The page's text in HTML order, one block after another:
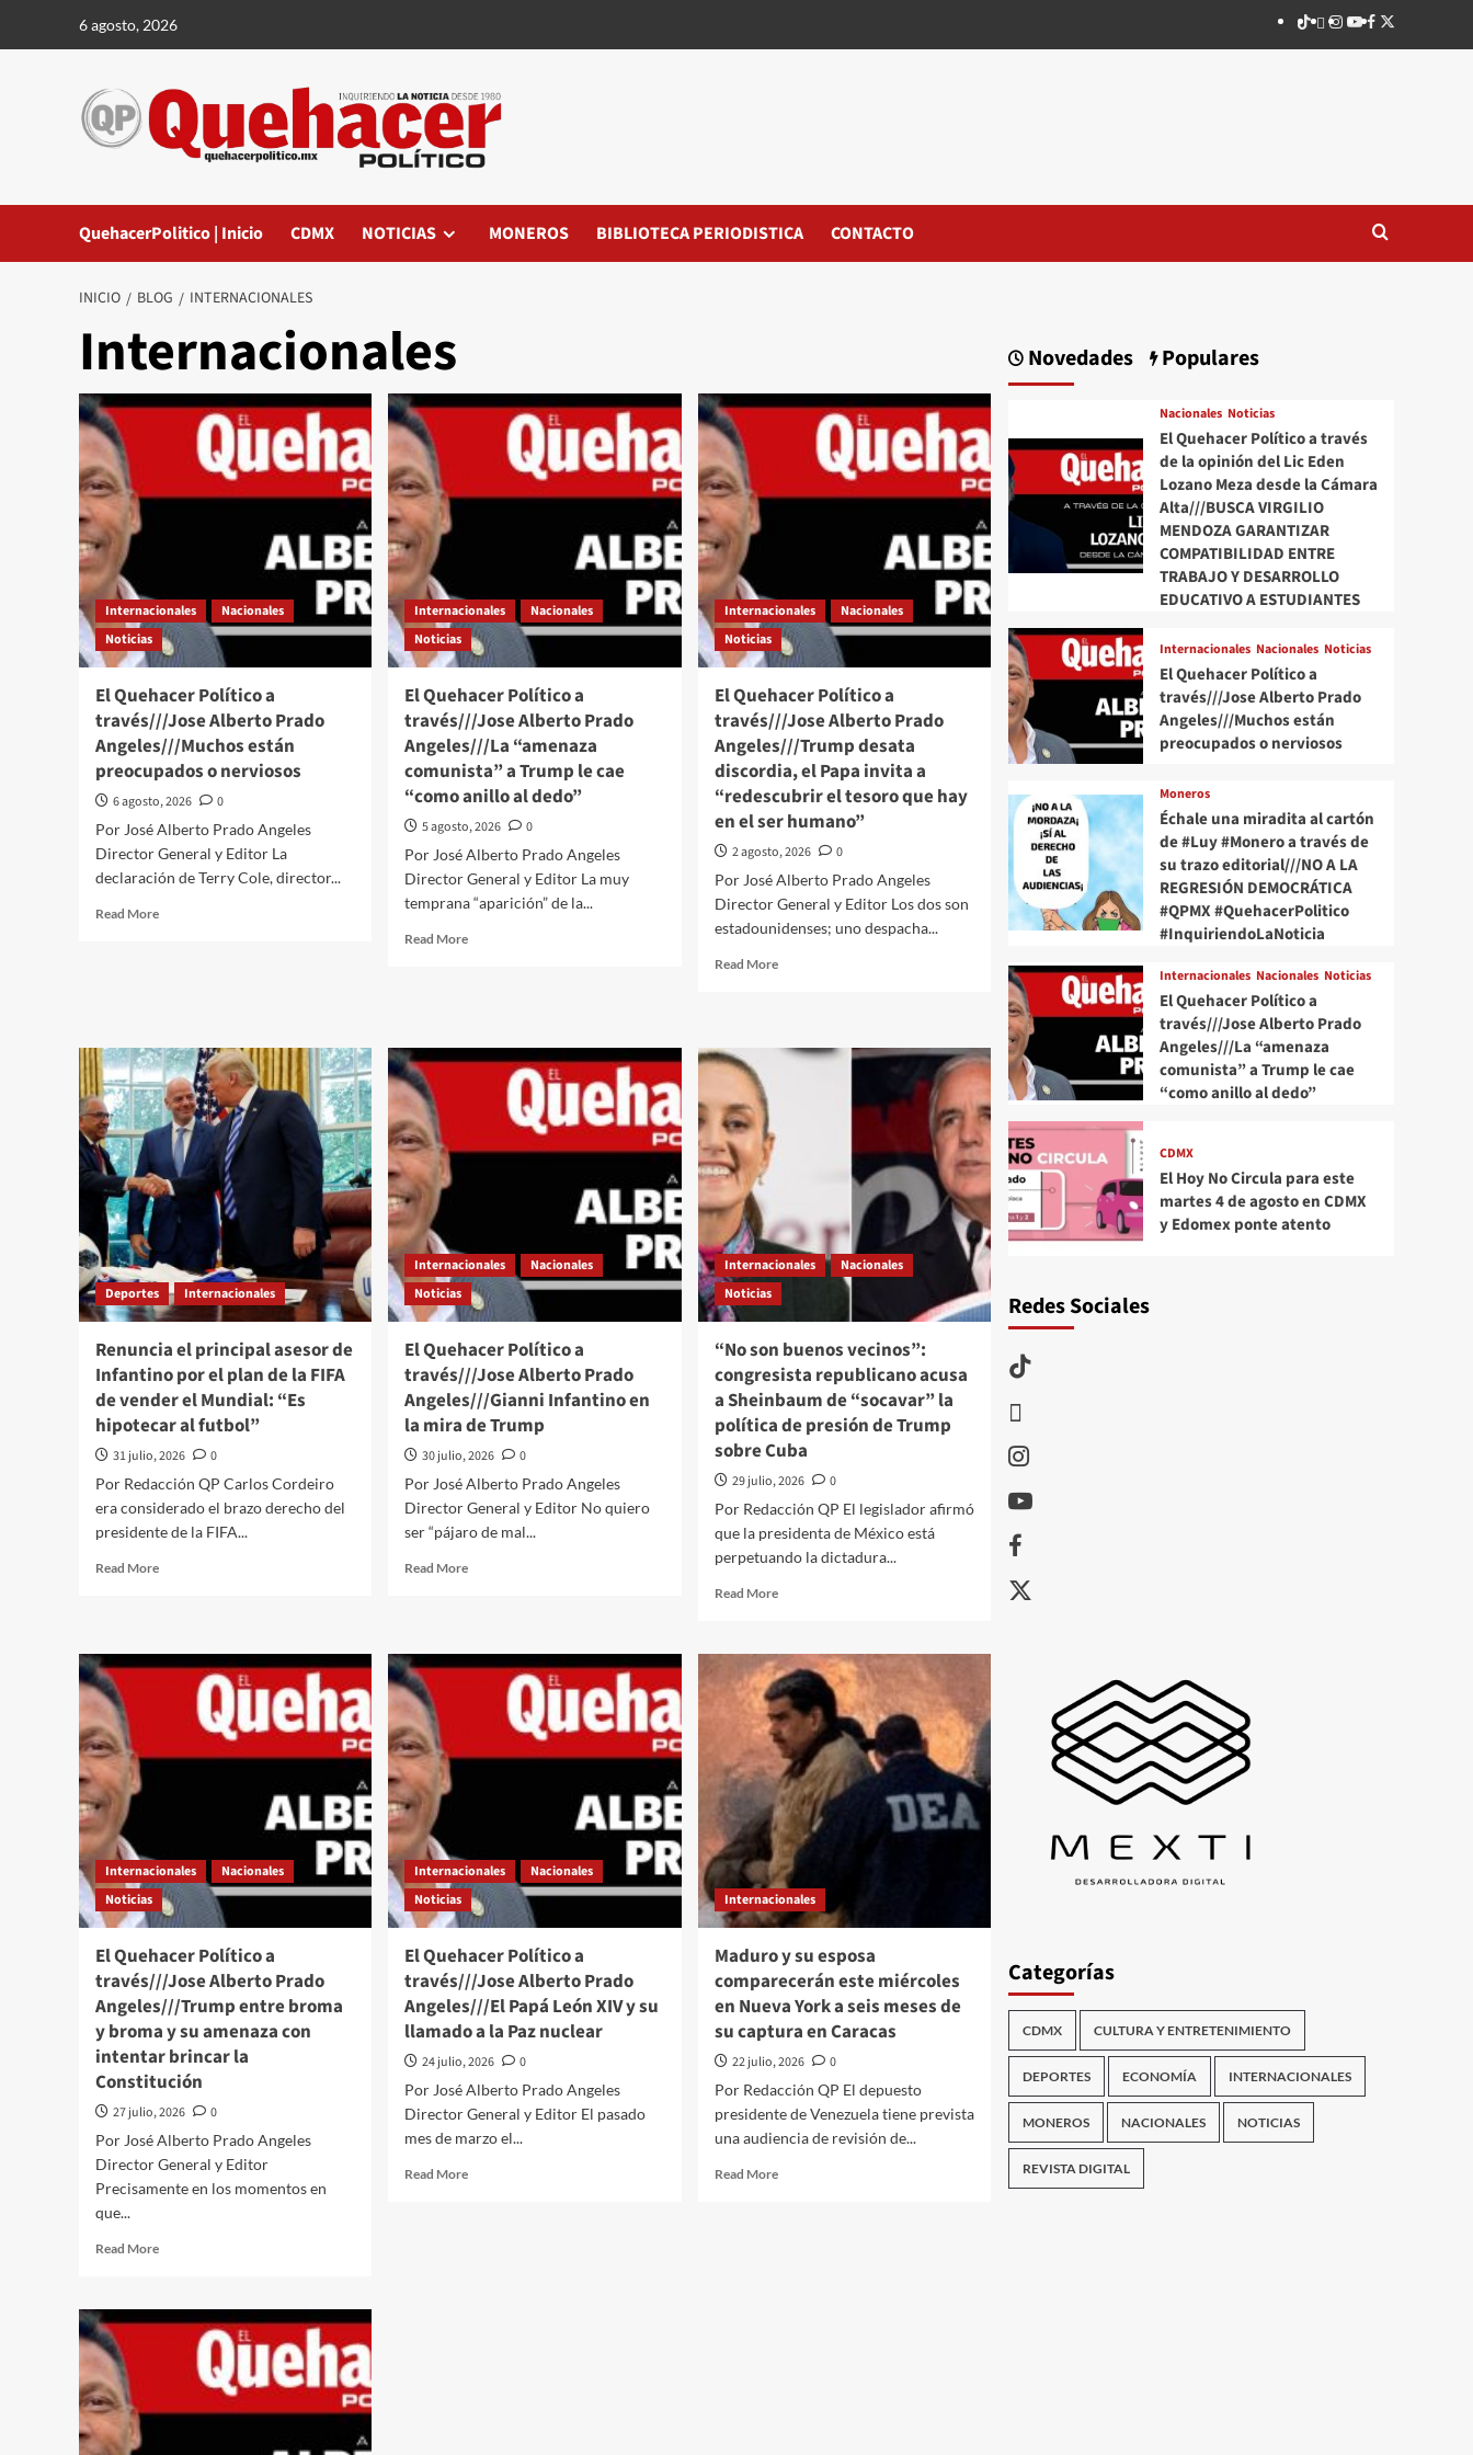
6 agosto, 2026 TikTok
threads
Instagram
Youtube
Facebook
X
QuehacerPolitico | Inicio CDMX NOTICIAS MONEROS BIBLIOTECA PERIODISTICA CONTACTO
INICIO BLOG INTERNACIONALES
Internacionales
Internacionales
Nacionales
Noticias
El Quehacer Político a
través///Jose Alberto Prado
Angeles///Muchos están
preocupados o nerviosos
6 agosto, 2026
0
Por José Alberto Prado Angeles
Director General y Editor La
declaración de Terry Cole, director...
Read MoreRead
través///Jose
Alberto
Prado
Angeles///Muchos
están
preocupados
o
nerviosos
Internacionales
Nacionales
Noticias
El Quehacer Político a
través///Jose Alberto Prado
Angeles///La “amenaza
comunista” a Trump le cae
“como anillo al dedo”
5 agosto, 2026
0
Por José Alberto Prado Angeles
Director General y Editor La muy
temprana “aparición” de la...
Read MoreRead
a
través///Jose
Alberto
cae
“como
anillo
dedo”
Internacionales
Nacionales
Noticias
El Quehacer Político a
través///Jose Alberto Prado
Angeles///Trump desata
discordia, el Papa invita a
“redescubrir el tesoro que hay
en el ser humano”
2 agosto, 2026
0
Por José Alberto Prado Angeles
Director General y Editor Los dos son
estadounidenses; uno despacha...
Read MoreRead
Quehacer
través///Jose
Angeles///Trump
el
Papa
invita
tesoro
que
hay
en
ser
humano”
Deportes Internacionales
Renuncia el principal asesor de
Infantino por el plan de la FIFA
de vender el Mundial: “Es
hipotecar al futbol”
31 julio, 2026
0
Por Redacción QP Carlos Cordeiro
era considerado el brazo derecho del
presidente de la FIFA...
Read MoreRead
principal
asesor
Infantino
por
FIFA
de
vender
el
“Es
hipotecar
al
Internacionales
Nacionales
Noticias
El Quehacer Político a
través///Jose Alberto Prado
Angeles///Gianni Infantino en
la mira de Trump
30 julio, 2026
0
Por José Alberto Prado Angeles
Director General y Editor No quiero
ser “pájaro de mal...
Read MoreRead
Político
través///Jose
Alberto
Prado
mira
de
Trump
Internacionales
Nacionales
Noticias
“No son buenos vecinos”:
congresista republicano acusa
a Sheinbaum de “socavar” la
política de presión de Trump
sobre Cuba
29 julio, 2026
0
Por Redacción QP El legislador afirmó
que la presidenta de México está
perpetuando la dictadura...
Read MoreRead
“No
son
buenos
vecinos”:
congresista
republicano
acusa
a
Sheinbaum
de
“socavar”
la
política
de
de
Trump
sobre
Cuba
Internacionales
Nacionales
Noticias
El Quehacer Político a
través///Jose Alberto Prado
Angeles///Trump entre broma
y broma y su amenaza con
intentar brincar la
Constitución
27 julio, 2026
0
Por José Alberto Prado Angeles
Director General y Editor
Precisamente en los momentos en
que...
Read MoreRead
El
Quehacer
Político
través///Jose
Alberto
Internacionales
Nacionales
Noticias
El Quehacer Político a
través///Jose Alberto Prado
Angeles///El Papá León XIV y su
llamado a la Paz nuclear
24 julio, 2026
0
Por José Alberto Prado Angeles
Director General y Editor El pasado
mes de marzo el...
Read MoreRead
Internacionales
Maduro y su esposa
comparecerán este miércoles
en Nueva York a seis meses de
su captura en Caracas
22 julio, 2026
0
Por Redacción QP El depuesto
presidente de Venezuela tiene prevista
una audiencia de revisión de...
Read MoreRead
Novedades Populares
Nacionales Noticias
El Quehacer Político a través
de la opinión del Lic Eden
Lozano Meza desde la Cámara
Alta///BUSCA VIRGILIO
MENDOZA GARANTIZAR
COMPATIBILIDAD ENTRE
TRABAJO Y DESARROLLO
EDUCATIVO A ESTUDIANTES
Internacionales Nacionales Noticias
El Quehacer Político a
través///Jose Alberto Prado
Angeles///Muchos están
preocupados o nerviosos
Moneros
Échale una miradita al cartón
de #Luy #Monero a través de
su trazo editorial///NO A LA
REGRESIÓN DEMOCRÁTICA
#QPMX #QuehacerPolitico
#InquiriendoLaNoticia
Internacionales Nacionales Noticias
El Quehacer Político a
través///Jose Alberto Prado
Angeles///La “amenaza
comunista” a Trump le cae
“como anillo al dedo”
CDMX
El Hoy No Circula para este
martes 4 de agosto en CDMX
y Edomex ponte atento
Redes Sociales
TikTok
Instagram
Youtube
Facebook
X
Categorías
CDMX CULTURA Y ENTRETENIMIENTO
DEPORTES ECONOMÍA INTERNACIONALES
MONEROS NACIONALES NOTICIAS
REVISTA DIGITAL